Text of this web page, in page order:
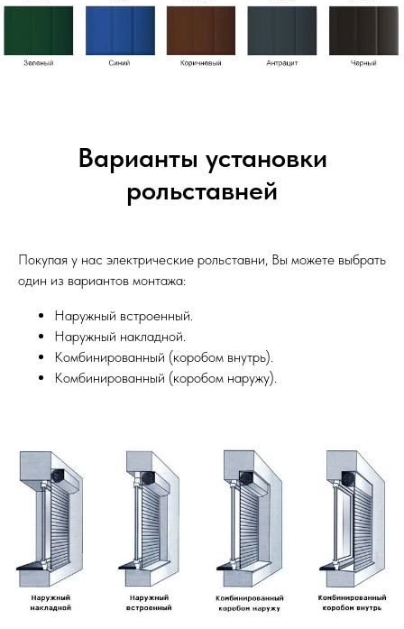
Варианты установки
рольставней
Покупая у нас электрические рольставни, Вы можете выбрать
один из вариантов монтажа:
Наружный встроенный.
Наружный накладной.
Комбинированный (коробом внутрь).
Комбинированный (коробом наружу).